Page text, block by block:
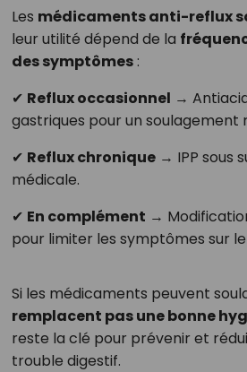
Les médicaments anti-reflux
leur utilité dépend de la
des symptômes:
✔ Reflux occasionnel →
gastriques pour un soulagement
✔ Reflux chronique→ IPP sous
médicale.
✔ En complément →
pour limiter les symptômes sur
Si les médicaments peuvent
remplacent pas une bonne
reste la clé pour prévenir et
trouble digestif.